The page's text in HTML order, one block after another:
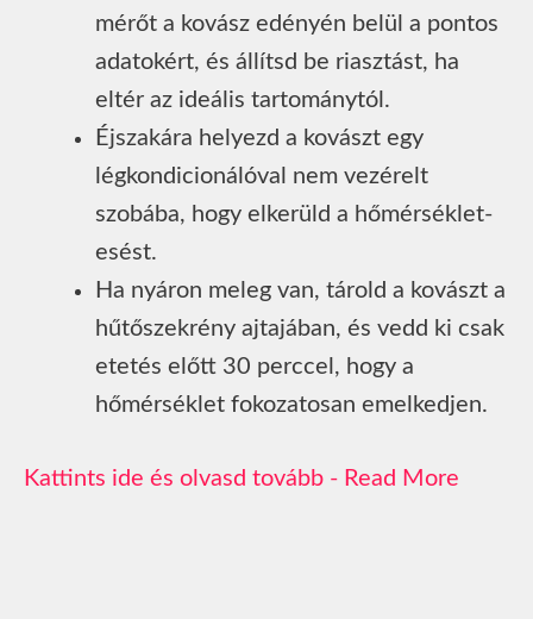
mérőt a kovász edényén belül a pontos
adatokért, és állítsd be riasztást, ha
eltér az ideális tartománytól.
Éjszakára helyezd a kovászt egy
légkondicionálóval nem vezérelt
szobába, hogy elkerüld a hőmérséklet-
esést.
Ha nyáron meleg van, tárold a kovászt a
hűtőszekrény ajtajában, és vedd ki csak
etetés előtt 30 perccel, hogy a
hőmérséklet fokozatosan emelkedjen.
Read More